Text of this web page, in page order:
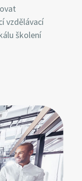
vzdělávací
školení